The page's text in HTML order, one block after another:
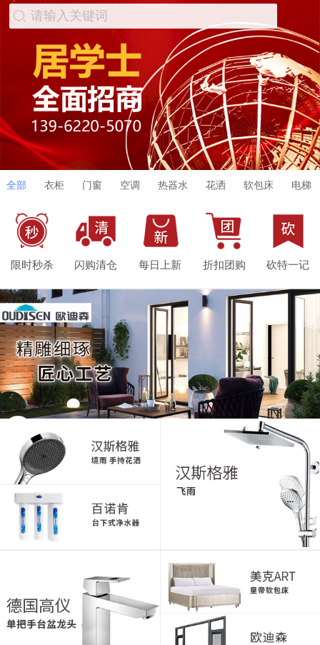
请输入关键词
全部 衣柜 门窗 空调 热器水 花洒 软包床 电梯
限时秒杀 闪购清仓 每日上新 折扣团购 砍特一记